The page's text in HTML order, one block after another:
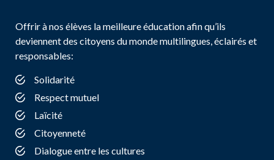
Offrir à nos élèves la meilleure éducation afin qu’ils
deviennent des citoyens du monde multilingues, éclairés et
responsables:
Solidarité
Respect mutuel
Laïcité
Citoyenneté
Dialogue entre les cultures